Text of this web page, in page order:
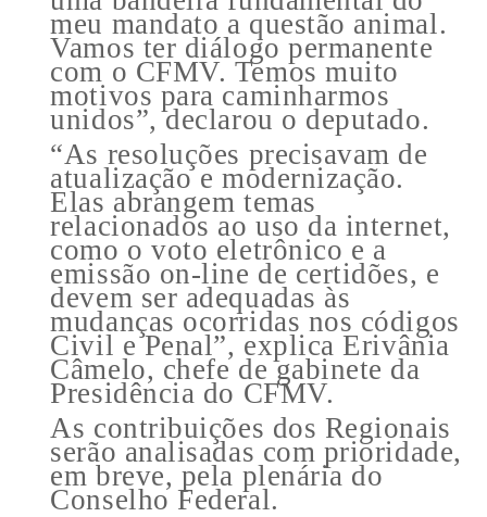
meu mandato a questão animal.
Vamos ter diálogo permanente
com o CFMV. Temos muito
motivos para caminharmos
unidos”, declarou o deputado.
“As resoluções precisavam de
atualização e modernização.
Elas abrangem temas
relacionados ao uso da internet,
como o voto eletrônico e a
emissão on-line de certidões, e
devem ser adequadas às
mudanças ocorridas nos códigos
Civil e Penal”, explica Erivânia
Câmelo, chefe de gabinete da
Presidência do CFMV.
As contribuições dos Regionais
serão analisadas com prioridade,
em breve, pela plenária do
Conselho Federal.